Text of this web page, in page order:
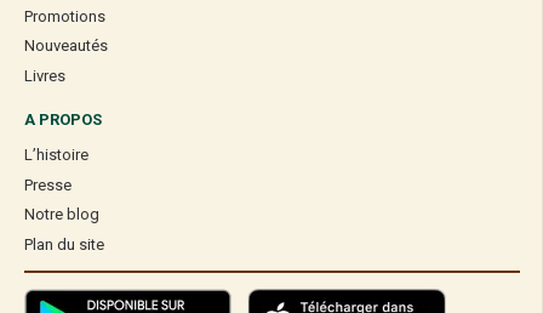
Promotions
Nouveautés
Livres
A PROPOS
L’histoire
Presse
Notre blog
Plan du site